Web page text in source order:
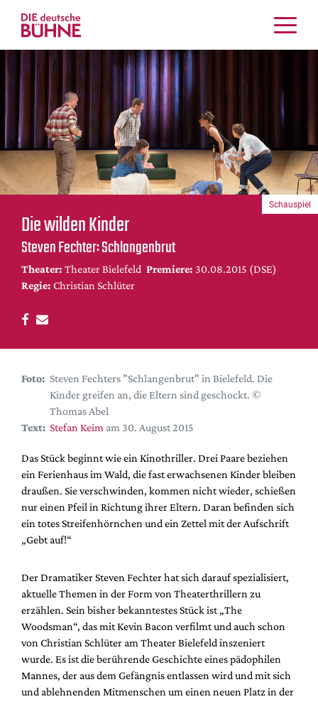
Kritiken
Schauspiel
Musiktheater
Tanz
Crossover
Bühnenwelt
Festivals & Veranstaltungen
Menschen & Theater
Themen
Internationales
Nachrufe
DdB-map
Kalender
Premierensuche
Festival-Planer
Hefte
Leseproben
Podcast
Service
Shop / Abo
Redaktion
Autor:innen
Partner
Mediadaten
Suche
Die wilden Kinder
Steven Fechter: Schlangenbrut
Theater: Theater Bielefeld Premiere: 30.08.2015 (DSE)
Regie: Christian Schlüter
Schauspiel
Foto: Steven Fechters "Schlangenbrut" in Bielefeld. Die
Kinder greifen an, die Eltern sind geschockt. ©
Thomas Abel
Text: Stefan Keim am 30. August 2015
Das Stück beginnt wie ein Kinothriller. Drei Paare beziehen
ein Ferienhaus im Wald, die fast erwachsenen Kinder bleiben
draußen. Sie verschwinden, kommen nicht wieder, schießen
nur einen Pfeil in Richtung ihrer Eltern. Daran befinden sich
ein totes Streifenhörnchen und ein Zettel mit der Aufschrift
„Gebt auf!“
Der Dramatiker Steven Fechter hat sich darauf spezialisiert,
aktuelle Themen in der Form von Theaterthrillern zu
erzählen. Sein bisher bekanntestes Stück ist „The
Woodsman“, das mit Kevin Bacon verfilmt und auch schon
von Christian Schlüter am Theater Bielefeld inszeniert
wurde. Es ist die berührende Geschichte eines pädophilen
Mannes, der aus dem Gefängnis entlassen wird und mit sich
und ablehnenden Mitmenschen um einen neuen Platz in der